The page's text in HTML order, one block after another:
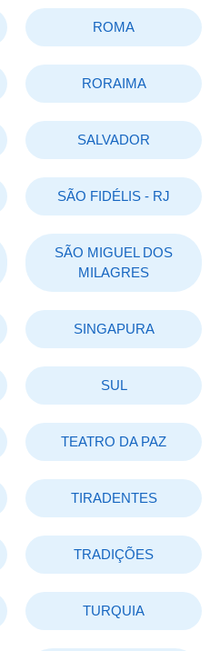
ROMA
RORAIMA
SALVADOR
SÃO FIDÉLIS - RJ
SÃO MIGUEL DOS
MILAGRES
SINGAPURA
SUL
TEATRO DA PAZ
TIRADENTES
TRADIÇÕES
TURQUIA